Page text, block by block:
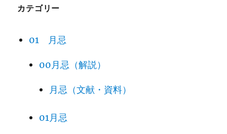
カテゴリー
01 月忌
00月忌（解説）
月忌（文献・資料）
01月忌